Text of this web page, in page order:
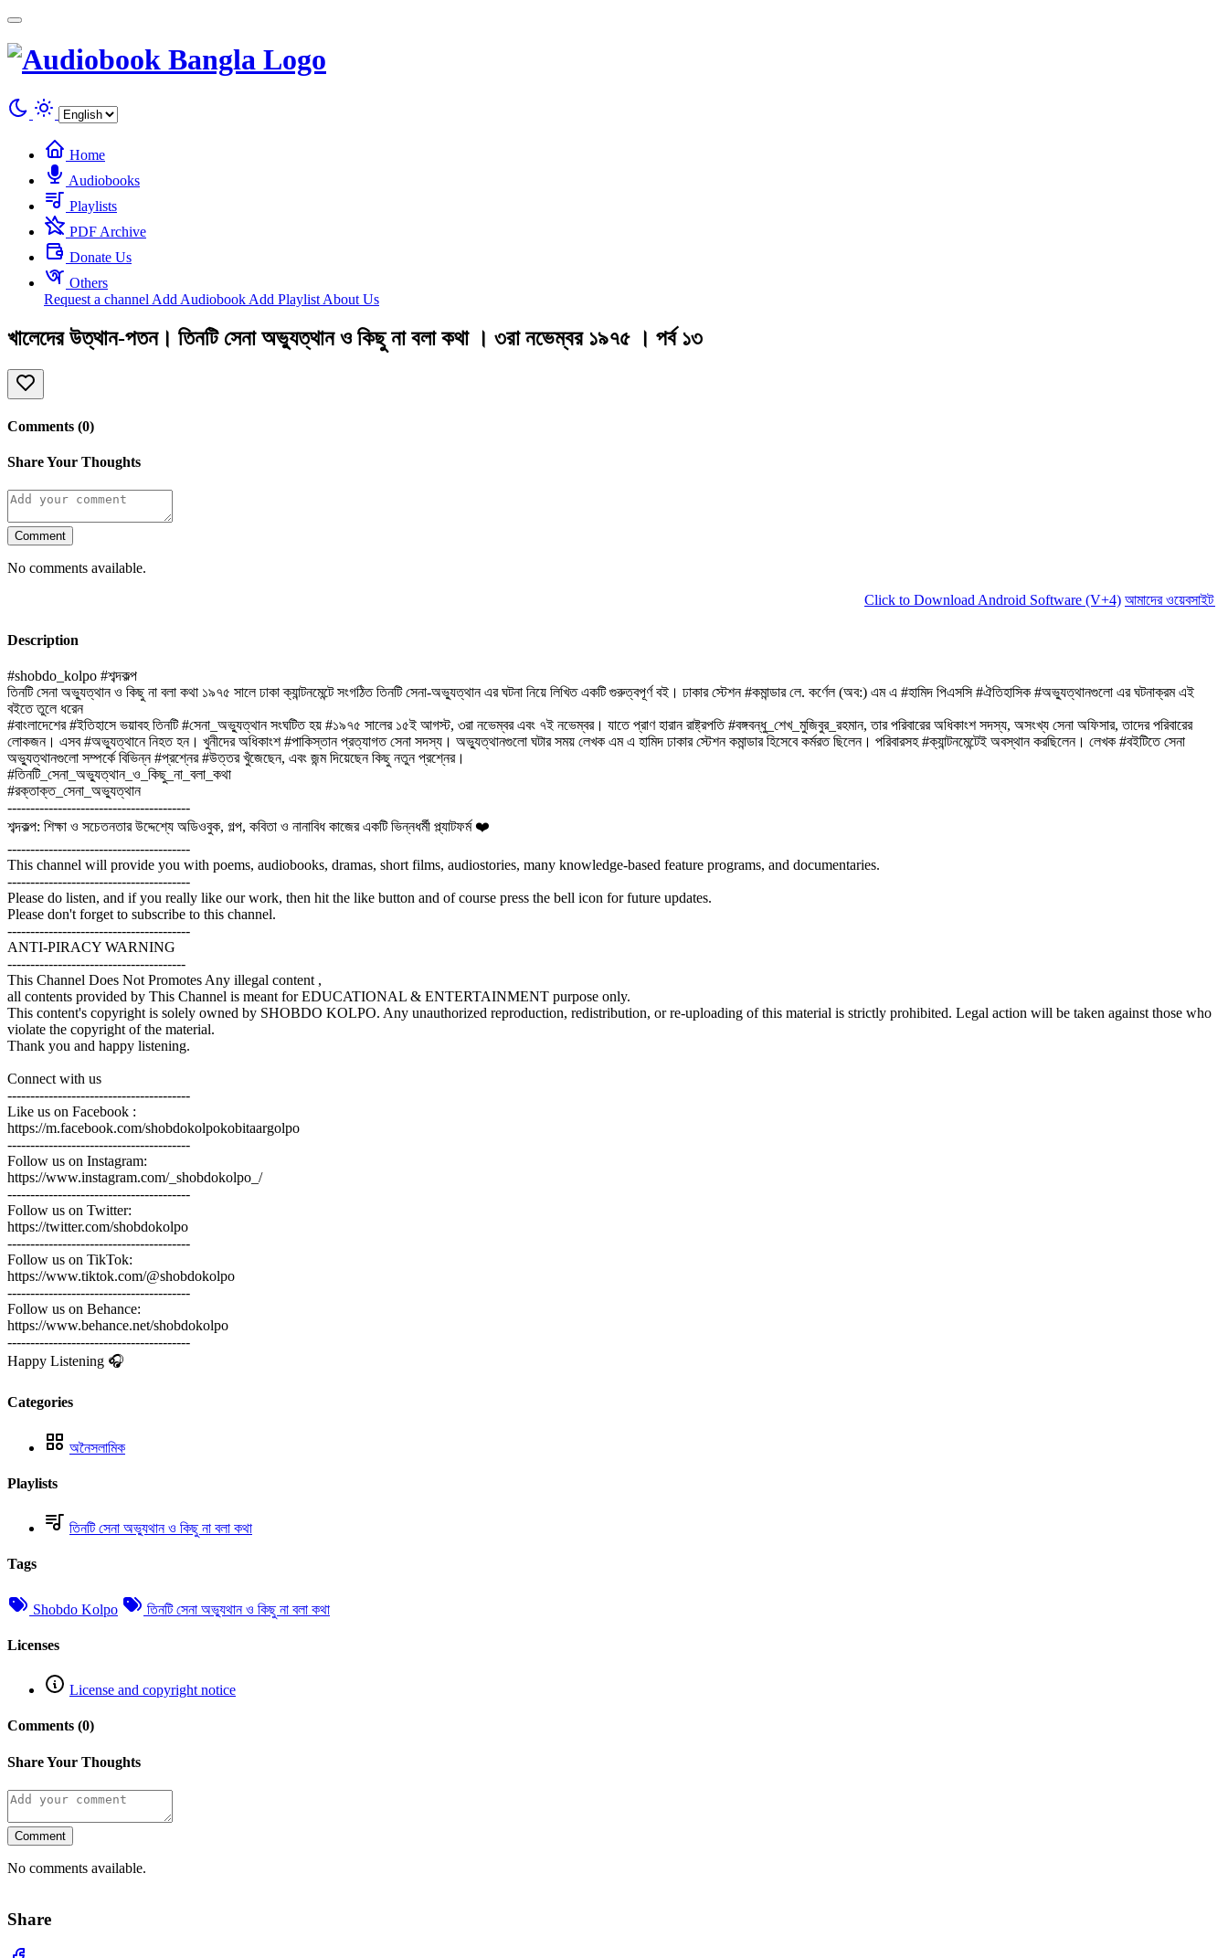
Home
Audiobooks
Playlists
PDF Archive
Donate Us
Others
Request a channel Add Audiobook Add Playlist About Us
খালেদের উত্থান-পতন। তিনটি সেনা অভ্যুত্থান ও কিছু না বলা কথা । ৩রা নভেম্বর ১৯৭৫ । পর্ব ১৩
Comments (0)
Share Your Thoughts
Comment
No comments available.
Click to Download Android Software (V+4) আমাদের ওয়েবসাইট সচল
Description
#shobdo_kolpo #শব্দকল্প
তিনটি সেনা অভ্যুত্থান ও কিছু না বলা কথা ১৯৭৫ সালে ঢাকা ক্যান্টনমেন্টে সংগঠিত তিনটি সেনা-অভ্যুত্থান এর ঘটনা নিয়ে লিখিত একটি গুরুত্বপূর্ণ বই। ঢাকার স্টেশন #কমান্ডার লে. কর্ণেল (অব:) এম এ #হামিদ পিএসসি #ঐতিহাসিক #অভ্যুত্থানগুলো এর ঘটনাক্রম এই
বইতে তুলে ধরেন
#বাংলাদেশের #ইতিহাসে ভয়াবহ তিনটি #সেনা_অভ্যুত্থান সংঘটিত হয় #১৯৭৫ সালের ১৫ই আগস্ট, ৩রা নভেম্বর এবং ৭ই নভেম্বর। যাতে প্রাণ হারান রাষ্ট্রপতি #বঙ্গবন্ধু_শেখ_মুজিবুর_রহমান, তার পরিবারের অধিকাংশ সদস্য, অসংখ্য সেনা অফিসার, তাদের পরিবারের
লোকজন। এসব #অভ্যুত্থানে নিহত হন। খুনীদের অধিকাংশ #পাকিস্তান প্রত্যাগত সেনা সদস্য। অভ্যুত্থানগুলো ঘটার সময় লেখক এম এ হামিদ ঢাকার স্টেশন কমান্ডার হিসেবে কর্মরত ছিলেন। পরিবারসহ #ক্যান্টনমেন্টেই অবস্থান করছিলেন। লেখক #বইটিতে সেনা
অভ্যুত্থানগুলো সম্পর্কে বিভিন্ন #প্রশ্নের #উত্তর খুঁজেছেন, এবং জন্ম দিয়েছেন কিছু নতুন প্রশ্নের।
#তিনটি_সেনা_অভ্যুত্থান_ও_কিছু_না_বলা_কথা
#রক্তাক্ত_সেনা_অভ্যুত্থান
----------------------------------------
শব্দকল্প: শিক্ষা ও সচেতনতার উদ্দেশ্যে অডিওবুক, গল্প, কবিতা ও নানাবিধ কাজের একটি ভিন্নধর্মী প্ল্যাটফর্ম ❤️
----------------------------------------
This channel will provide you with poems, audiobooks, dramas, short films, audiostories, many knowledge-based feature programs, and documentaries.
----------------------------------------
Please do listen, and if you really like our work, then hit the like button and of course press the bell icon for future updates.
Please don't forget to subscribe to this channel.
----------------------------------------
ANTI-PIRACY WARNING
---------------------------------------
This Channel Does Not Promotes Any illegal content ,
all contents provided by This Channel is meant for EDUCATIONAL & ENTERTAINMENT purpose only.
This content's copyright is solely owned by SHOBDO KOLPO. Any unauthorized reproduction, redistribution, or re-uploading of this material is strictly prohibited. Legal action will be taken against those who
violate the copyright of the material.
Thank you and happy listening.
Connect with us
----------------------------------------
Like us on Facebook :
https://m.facebook.com/shobdokolpokobitaargolpo
----------------------------------------
Follow us on Instagram:
https://www.instagram.com/_shobdokolpo_/
----------------------------------------
Follow us on Twitter:
https://twitter.com/shobdokolpo
----------------------------------------
Follow us on TikTok:
https://www.tiktok.com/@shobdokolpo
----------------------------------------
Follow us on Behance:
https://www.behance.net/shobdokolpo
----------------------------------------
Happy Listening 🎧
Categories
অনৈসলামিক
Playlists
তিনটি সেনা অভ্যুথান ও কিছু না বলা কথা
Tags
Shobdo Kolpo তিনটি সেনা অভ্যুথান ও কিছু না বলা কথা
Licenses
License and copyright notice
Comments (0)
Share Your Thoughts
Comment
No comments available.
Share